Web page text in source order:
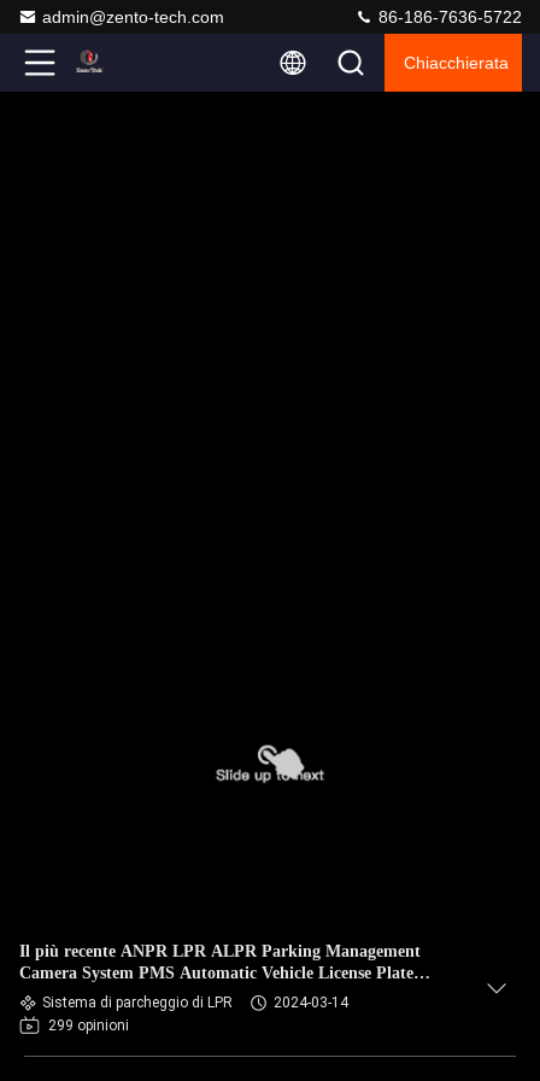
admin@zento-tech.com 86-186-7636-5722
Chiacchierata
Il più recente ANPR LPR ALPR Parking Management
Camera System PMS Automatic Vehicle License Plate
Reading Recognition System
Sistema di parcheggio di LPR
2024-03-14
299 opinioni